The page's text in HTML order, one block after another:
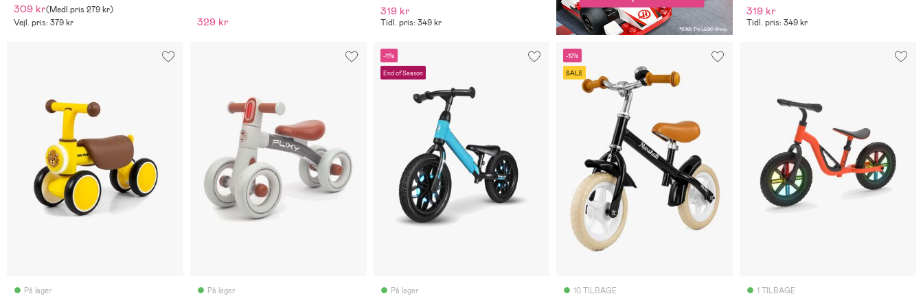
309 kr(Medl.pris 279 kr)
Vejl. pris: 379 kr
329 kr
319 kr
Tidl. pris: 349 kr
319 kr
Tidl. pris: 349 kr
På lager På lager
-11%
End of Season
På lager
-12%
SALE
10 TILBAGE 1 TILBAGE